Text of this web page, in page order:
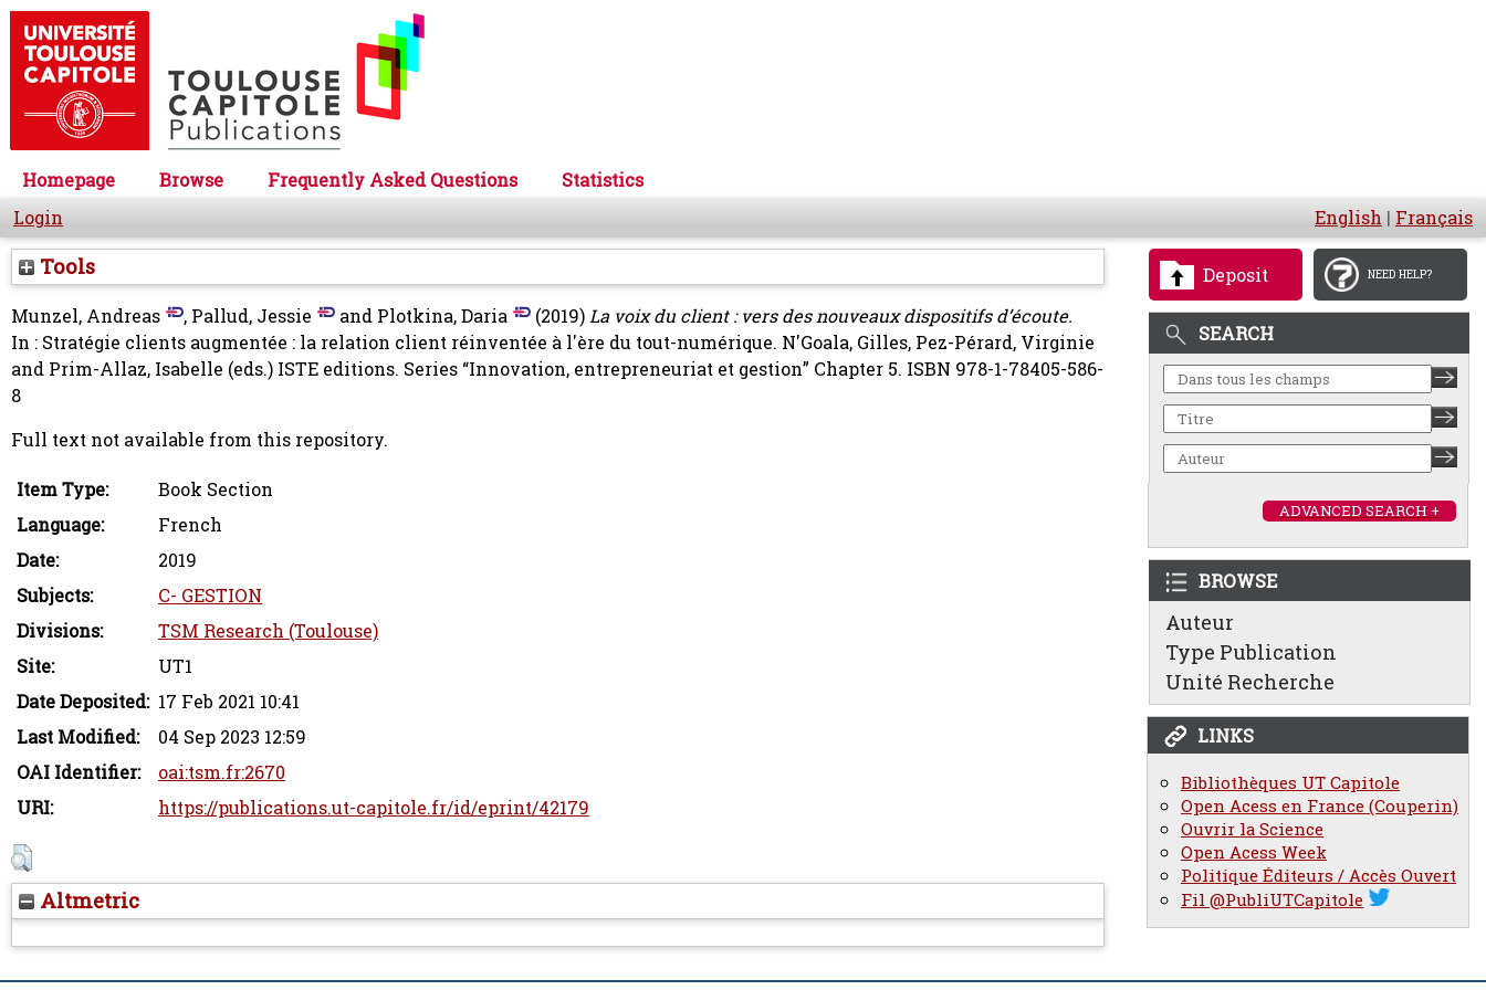
Homepage Browse Frequently Asked Questions
Statistics
Login
English | Français
Deposit NEED HELP?
SEARCH
ADVANCED SEARCH +
BROWSE
Auteur
Type Publication
Unité Recherche
LINKS
Bibliothèques UT Capitole
Open Acess en France (Couperin)
Ouvrir la Science
Open Acess Week
Politique Éditeurs / Accès Ouvert
Fil @PubliUTCapitole
Tools
Munzel, Andreas , Pallud, Jessie and Plotkina, Daria (2019)La voix du client : vers des nouveaux dispositifs d’écoute.
In : Stratégie clients augmentée : la relation client réinventée à l'ère du tout-numérique. N'Goala, Gilles, Pez-Pérard, Virginie
and Prim-Allaz, Isabelle (eds.) ISTE editions. Series “Innovation, entrepreneuriat et gestion” Chapter 5. ISBN 978-1-78405-586-
8
Full text not available from this repository.
Item Type:
Book Section
Language:
French
Date:
2019
Subjects:
C- GESTION
Divisions:
TSM Research (Toulouse)
Site:
UT1
Date Deposited: 17 Feb 2021 10:41
Last Modified:
04 Sep 2023 12:59
OAI Identifier:
oai:tsm.fr:2670
URI:
https://publications.ut-capitole.fr/id/eprint/42179
Altmetric